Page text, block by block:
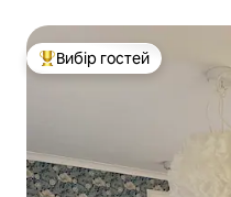
Топ вибір гостей
Вибір гостей